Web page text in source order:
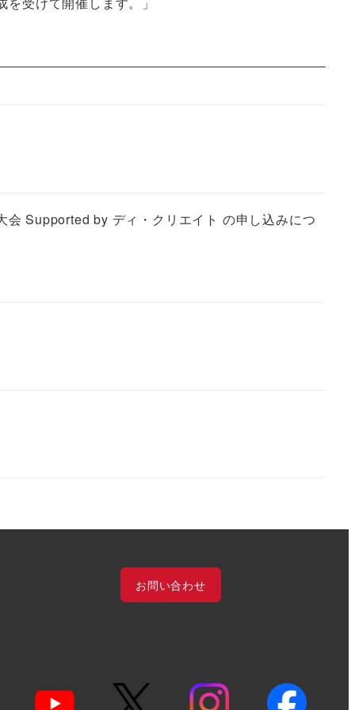
Supported by ディ・クリエイト の申し込みにつ
お問い合わせ